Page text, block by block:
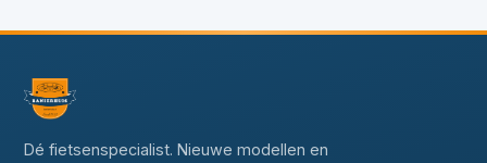
Dé fietsenspecialist. Nieuwe modellen en